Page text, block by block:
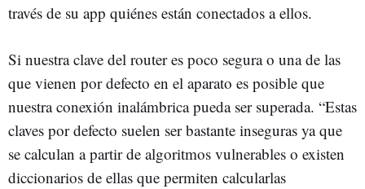
través de su app quiénes están conectados a ellos.
Si nuestra clave del router es poco segura o una de las
que vienen por defecto en el aparato es posible que
nuestra conexión inalámbrica pueda ser superada. “Estas
claves por defecto suelen ser bastante inseguras ya que
se calculan a partir de algoritmos vulnerables o existen
diccionarios de ellas que permiten calcularlas